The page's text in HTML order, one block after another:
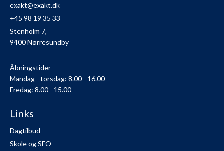
exakt@exakt.dk
+45 98 19 35 33
Stenholm 7,
9400 Nørresundby
Åbningstider
Mandag - torsdag: 8.00 - 16.00
Fredag: 8.00 - 15.00
Links
Dagtilbud
Skole og SFO